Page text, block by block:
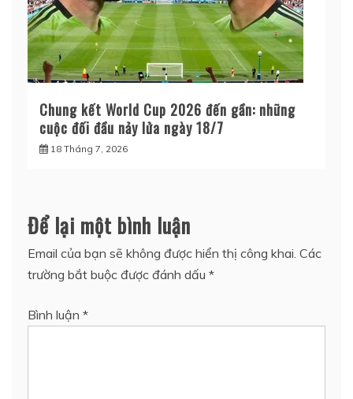
Chung kết World Cup 2026 đến gần: những
cuộc đối đầu nảy lửa ngày 18/7
18 Tháng 7, 2026
Để lại một bình luận
Email của bạn sẽ không được hiển thị công khai. Các
trường bắt buộc được đánh dấu *
Bình luận *